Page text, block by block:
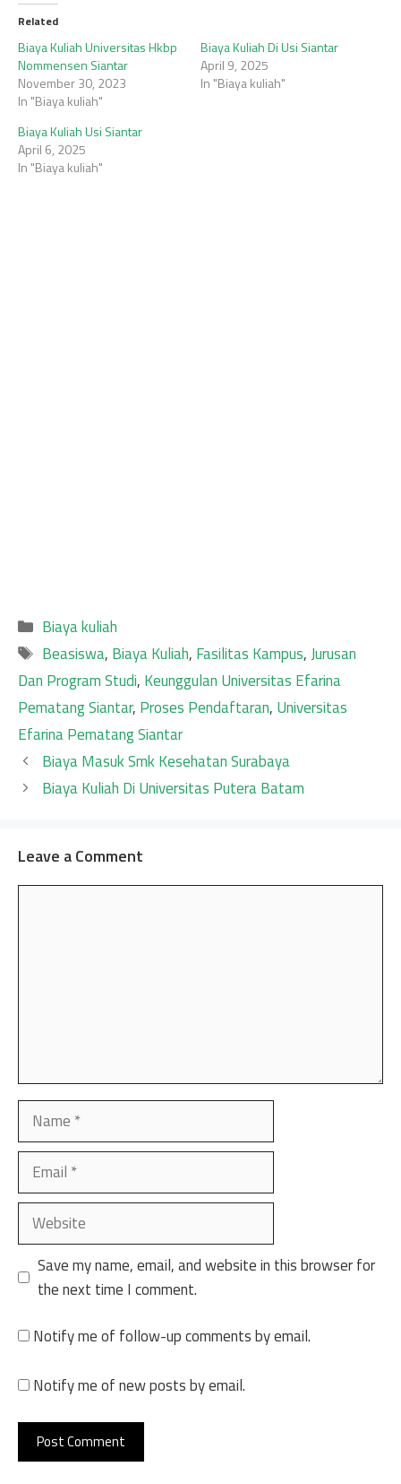
Related
Biaya Kuliah Universitas Hkbp
Nommensen Siantar
November 30, 2023
In "Biaya kuliah"
Biaya Kuliah Di Usi Siantar
April 9, 2025
In "Biaya kuliah"
Biaya Kuliah Usi Siantar
April 6, 2025
In "Biaya kuliah"
Categories
Biaya kuliah
Tags
Beasiswa, Biaya Kuliah, Fasilitas Kampus,Jurusan
Dan Program Studi, Keunggulan Universitas Efarina
Pematang Siantar, Proses Pendaftaran, Universitas
Efarina Pematang Siantar
Biaya Masuk Smk Kesehatan Surabaya
Biaya Kuliah Di Universitas Putera Batam
Leave a Comment
Name
Email
Website
Save my name, email, and website in this browser for
the next time I comment.
Notify me of follow-up comments by email.
Notify me of new posts by email.